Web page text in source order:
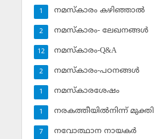
നമസ്‌കാരം കഴിഞ്ഞാല്‍
1
നമസ്‌കാരം- ലേഖനങ്ങള്‍
2
നമസ്‌കാരം-Q&A
12
നമസ്‌കാരം-പഠനങ്ങള്‍
2
നമസ്‌കാരശേഷം
1
നരകത്തീയില്‍നിന്ന് മുക്തി
1
നവോത്ഥാന നായകര്‍
7